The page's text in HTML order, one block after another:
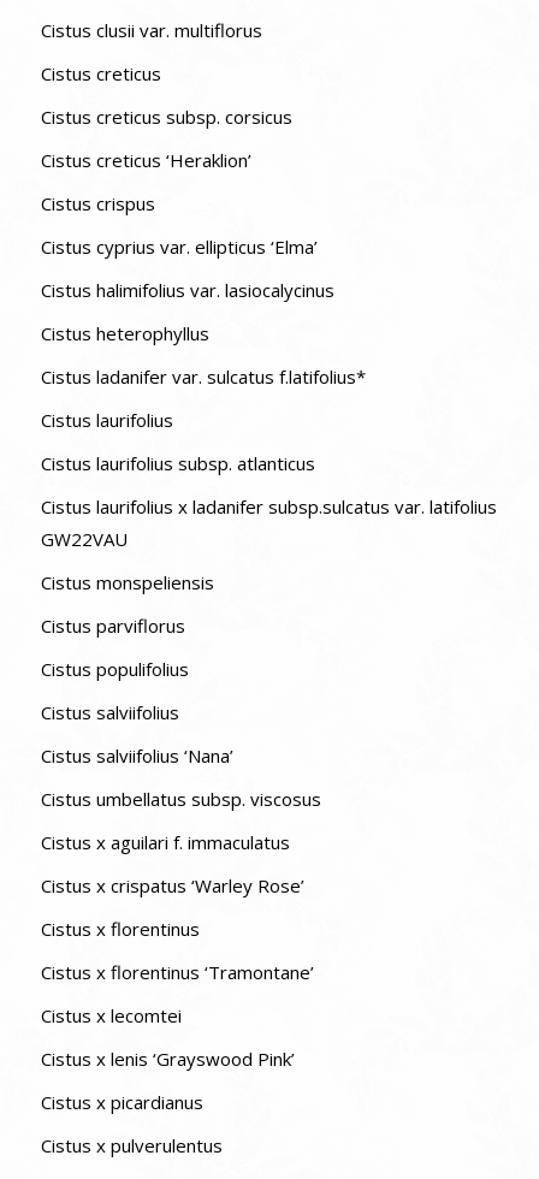
Cistus clusii var. multiflorus
Cistus creticus
Cistus creticus subsp. corsicus
Cistus creticus ‘Heraklion’
Cistus crispus
Cistus cyprius var. ellipticus ‘Elma’
Cistus halimifolius var. lasiocalycinus
Cistus heterophyllus
Cistus ladanifer var. sulcatus f.latifolius*
Cistus laurifolius
Cistus laurifolius subsp. atlanticus
Cistus laurifolius x ladanifer subsp.sulcatus var. latifolius
GW22VAU
Cistus monspeliensis
Cistus parviflorus
Cistus populifolius
Cistus salviifolius
Cistus salviifolius ‘Nana’
Cistus umbellatus subsp. viscosus
Cistus x aguilari f. immaculatus
Cistus x crispatus ‘Warley Rose’
Cistus x florentinus
Cistus x florentinus ‘Tramontane’
Cistus x lecomtei
Cistus x lenis ‘Grayswood Pink’
Cistus x picardianus
Cistus x pulverulentus